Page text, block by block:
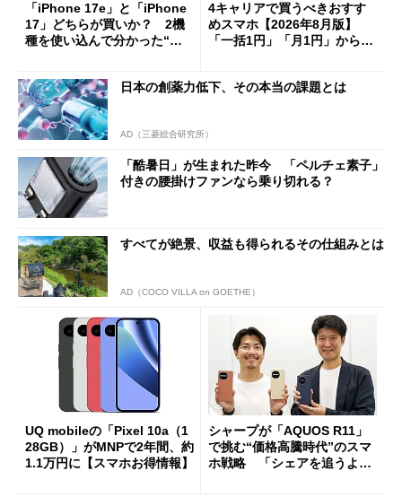
「iPhone 17e」と「iPhone
17」どちらが買いか？ 2機
種を使い込んで分かった“ス
4キャリアで買うべきおすす
めスマホ【2026年8月版】
「一括1円」「月1円」からお
日本の創薬力低下、その本当の課題とは
AD（三菱総合研究所）
「酷暑日」が生まれた昨今 「ペルチェ素子」
付きの腰掛けファンなら乗り切れる？
すべてが絶景、収益も得られるその仕組みとは
AD（COCO VILLA on GOETHE）
UQ mobileの「Pixel 10a（1
28GB）」がMNPで2年間、約
1.1万円に【スマホお得情報】
シャープが「AQUOS R11」
で挑む“価格高騰時代”のスマ
ホ戦略 「シェアを追うより